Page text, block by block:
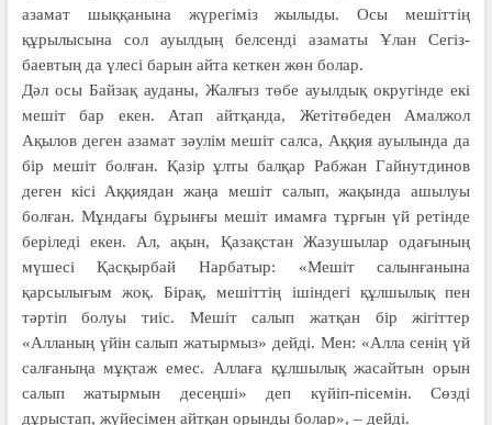
азамат шыққанына жүрегіміз жылыды. Осы мешіт­тің
құрылысына сол ауылдың белсенді азаматы Ұлан Сегіз­
баевтың да үлесі барын айта кеткен жөн болар.
Дәл осы Байзақ ауданы, Жалғыз төбе ауылдық округінде екі
мешіт бар екен. Атап айтқанда, Жетітөбеден Амалжол
Ақылов деген азамат зәулім мешіт салса, Аққия ауылында да
бір мешіт болған. Қазір ұлты балқар Рабжан Гайнутдинов
деген кісі Аққиядан жаңа мешіт салып, жақында ашылуы
болған. Мұндағы бұрынғы мешіт имамға тұрғын үй ретінде
беріледі екен. Ал, ақын, Қазақстан Жазушылар одағының
мүшесі Қасқырбай Нарбатыр: «Мешіт салынғанына
қарсылығым жоқ. Бірақ, мешіттің ішіндегі құлшылық пен
тәртіп болуы тиіс. Мешіт салып жатқан бір жігіттер
«Алланың үйін салып жатырмыз» дейді. Мен: «Алла сенің үй
салғаныңа мұқтаж емес. Аллаға құлшылық жасайтын орын
салып жатырмын десеңші» деп күйіп-пісемін. Сөзді
дұрыстап, жүйесімен айтқан орынды болар», – дейді.